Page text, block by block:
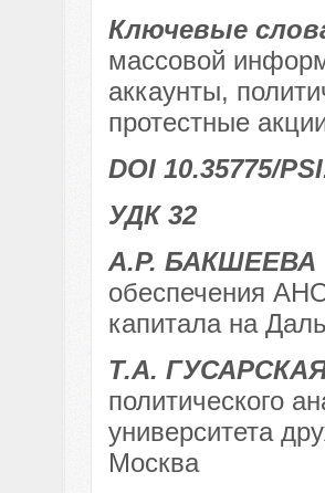
Ключевые
массовой
аккаунты,
протестные
DOI 10.35775/
УДК 32
А.Р. БАКШЕЕВА
обеспечения
капитала на
Т.А.
политического
университета
Москва